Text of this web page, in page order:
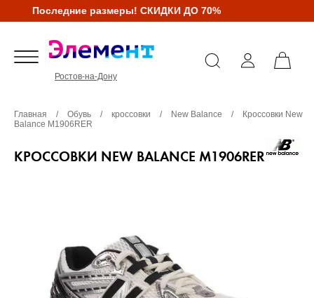
Последние размеры! СКИДКИ ДО 70%
Ростов-на-Дону
Главная / Обувь / кроссовки / New Balance /
Кроссовки New
Balance M1906RER
КРОССОВКИ NEW BALANCE M1906RER